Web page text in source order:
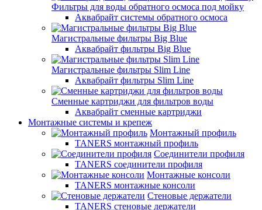
Фильтры для воды обратного осмоса под мойку
Аквабрайт системы обратного осмоса
Магистральные фильтры Big Blue
Аквабрайт фильтры Big Blue
Магистральные фильтры Slim Line
Аквабрайт фильтры Slim Line
Сменные картриджи для фильтров воды
Аквабрайт сменные картриджи
Монтажные системы и крепеж
Монтажный профиль
TANERS монтажный профиль
Соединители профиля
TANERS соединители профиля
Монтажные консоли
TANERS монтажные консоли
Стеновые держатели
TANERS стеновые держатели